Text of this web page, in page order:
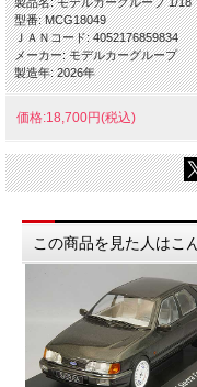
型番: MCG18049
ＪＡＮコード: 4052176859834
メーカー: モデルカーグループ
製造年: 2026年
価格:18,700円(税込)
この商品を見た人はこ